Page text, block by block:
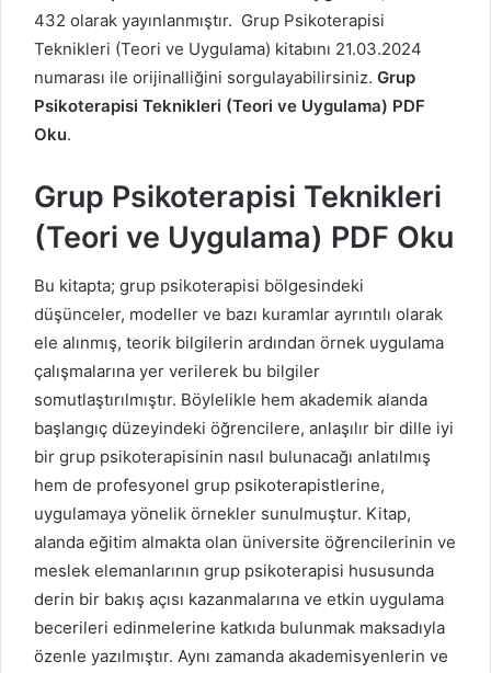
432 olarak yayınlanmıştır. Grup Psikoterapisi
Teknikleri (Teori ve Uygulama) kitabını 21.03.2024
numarası ile orijinalliğini sorgulayabilirsiniz. Grup
Psikoterapisi Teknikleri (Teori ve Uygulama) PDF
Oku.
Grup Psikoterapisi Teknikleri
(Teori ve Uygulama) PDF Oku
Bu kitapta; grup psikoterapisi bölgesindeki
düşünceler, modeller ve bazı kuramlar ayrıntılı olarak
ele alınmış, teorik bilgilerin ardından örnek uygulama
çalışmalarına yer verilerek bu bilgiler
somutlaştırılmıştır. Böylelikle hem akademik alanda
başlangıç düzeyindeki öğrencilere, anlaşılır bir dille iyi
bir grup psikoterapisinin nasıl bulunacağı anlatılmış
hem de profesyonel grup psikoterapistlerine,
uygulamaya yönelik örnekler sunulmuştur. Kitap,
alanda eğitim almakta olan üniversite öğrencilerinin ve
meslek elemanlarının grup psikoterapisi hususunda
derin bir bakış açısı kazanmalarına ve etkin uygulama
becerileri edinmelerine katkıda bulunmak maksadıyla
özenle yazılmıştır. Aynı zamanda akademisyenlerin ve